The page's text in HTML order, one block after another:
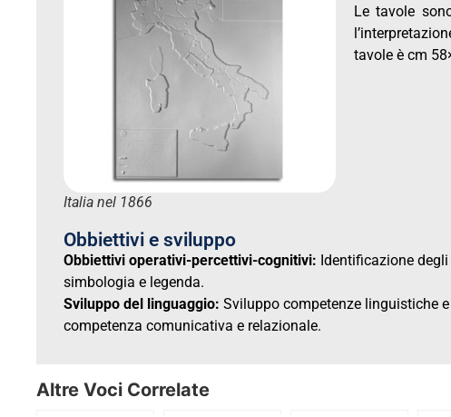
Italia nel 1866
Le tavole
tavole è cm
Obbiettivi e sviluppo
Obbiettivi operativi-percettivi-cognitivi: Identificazione
simbologia e legenda.
Sviluppo del linguaggio: Sviluppo competenze linguistiche
competenza comunicativa e relazionale.
Altre Voci Correlate